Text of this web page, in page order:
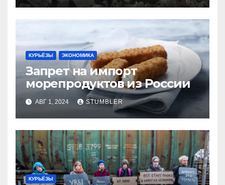
КУРЬЁЗЫ ЭКОНОМИКА
Запрет на импорт
морепродуктов из России
АВГ 1, 2024 STUMBLER
КУРЬЁЗЫ